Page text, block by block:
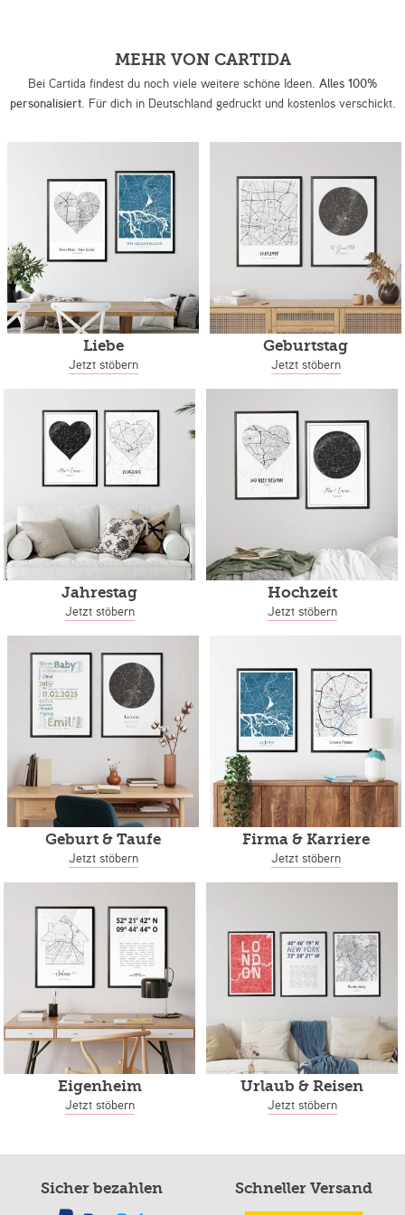
MEHR VON CARTIDA
Bei Cartida findest du noch viele weitere schöne Ideen. Alles 100%
personalisiert. Für dich in Deutschland gedruckt und kostenlos verschickt.
Liebe
Jetzt stöbern
Geburtstag
Jetzt stöbern
Jahrestag
Jetzt stöbern
Hochzeit
Jetzt stöbern
Geburt & Taufe
Jetzt stöbern
Firma & Karriere
Jetzt stöbern
Eigenheim
Jetzt stöbern
Urlaub & Reisen
Jetzt stöbern
Sicher bezahlen Schneller Versand